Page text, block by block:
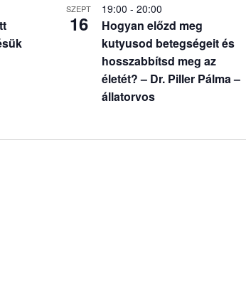
SZEPT
16
Hogyan előzd meg
kutyusod betegségeit és
hosszabbítsd meg az
életét? – Dr. Piller Pálma –
állatorvos
19:00 - 20:00